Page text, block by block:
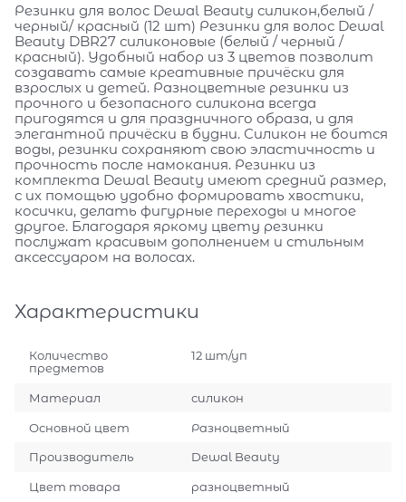
Резинки для волос Dewal Beauty силикон,белый /
черный/ красный (12 шт) Резинки для волос Dewal
Beauty DBR27 силиконовые (белый / черный /
красный). Удобный набор из 3 цветов позволит
создавать самые креативные причёски для
взрослых и детей. Разноцветные резинки из
прочного и безопасного силикона всегда
пригодятся и для праздничного образа, и для
элегантной причёски в будни. Силикон не боится
воды, резинки сохраняют свою эластичность и
прочность после намокания. Резинки из
комплекта Dewal Beauty имеют средний размер,
с их помощью удобно формировать хвостики,
косички, делать фигурные переходы и многое
другое. Благодаря яркому цвету резинки
послужат красивым дополнением и стильным
аксессуаром на волосах.
Характеристики
Количество
предметов
12 шт/уп
Материал силикон
Основной цвет Разноцветный
Производитель Dewal Beauty
Цвет товара разноцветный